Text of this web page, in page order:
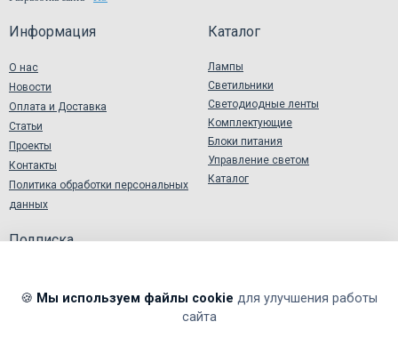
Информация
О нас
Новости
Оплата и Доставка
Статьи
Проекты
Контакты
Политика обработки персональных
данных
Каталог
Лампы
Светильники
Светодиодные ленты
Комплектующие
Блоки питания
Управление светом
Каталог
Подписка
Я подтверждаю и принимаюСогласие на обработку
🍪 Мы используем файлы cookie для улучшения работы
сайта